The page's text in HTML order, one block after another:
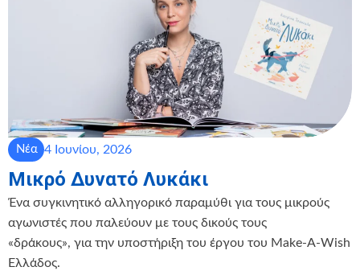
Νέα 4 Ιουνίου, 2026
Μικρό Δυνατό Λυκάκι
Ένα συγκινητικό αλληγορικό παραμύθι για τους μικρούς
αγωνιστές που παλεύουν με τους δικούς τους
«δράκους», για την υποστήριξη του έργου του Make-A-Wish
Ελλάδος.